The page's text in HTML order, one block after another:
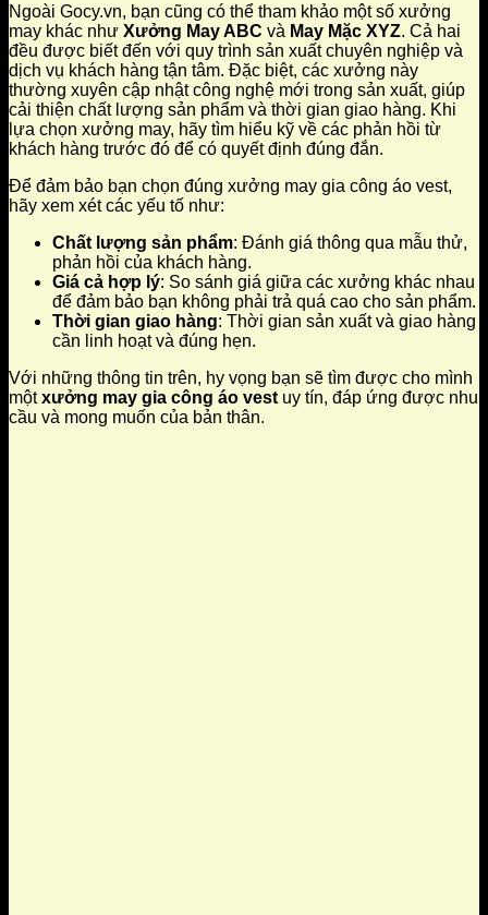
Ngoài Gocy.vn, bạn cũng có thể tham khảo một số xưởng
may khác như Xưởng May ABC và May Mặc XYZ. Cả hai
đều được biết đến với quy trình sản xuất chuyên nghiệp và
dịch vụ khách hàng tận tâm. Đặc biệt, các xưởng này
thường xuyên cập nhật công nghệ mới trong sản xuất, giúp
cải thiện chất lượng sản phẩm và thời gian giao hàng. Khi
lựa chọn xưởng may, hãy tìm hiểu kỹ về các phản hồi từ
khách hàng trước đó để có quyết định đúng đắn.
Để đảm bảo bạn chọn đúng xưởng may gia công áo vest,
hãy xem xét các yếu tố như:
Chất lượng sản phẩm: Đánh giá thông qua mẫu thử,
phản hồi của khách hàng.
Giá cả hợp lý: So sánh giá giữa các xưởng khác nhau
để đảm bảo bạn không phải trả quá cao cho sản phẩm.
Thời gian giao hàng: Thời gian sản xuất và giao hàng
cần linh hoạt và đúng hẹn.
Với những thông tin trên, hy vọng bạn sẽ tìm được cho mình
mộtxưởng may gia công áo vest uy tín, đáp ứng được nhu
cầu và mong muốn của bản thân.